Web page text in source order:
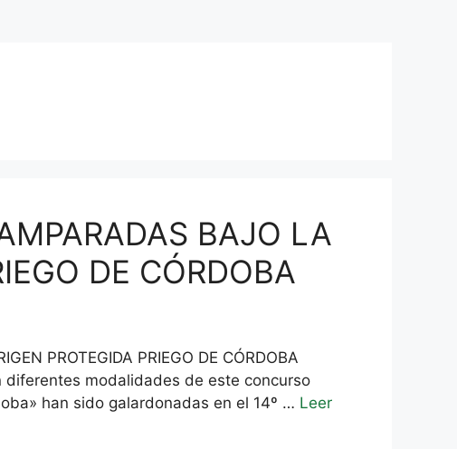
BAJO LA
DE CÓRDOBA
PROTEGIDA PRIEGO DE CÓRDOBA
diferentes modalidades de este concurso
han sido galardonadas en el 14º … Leer